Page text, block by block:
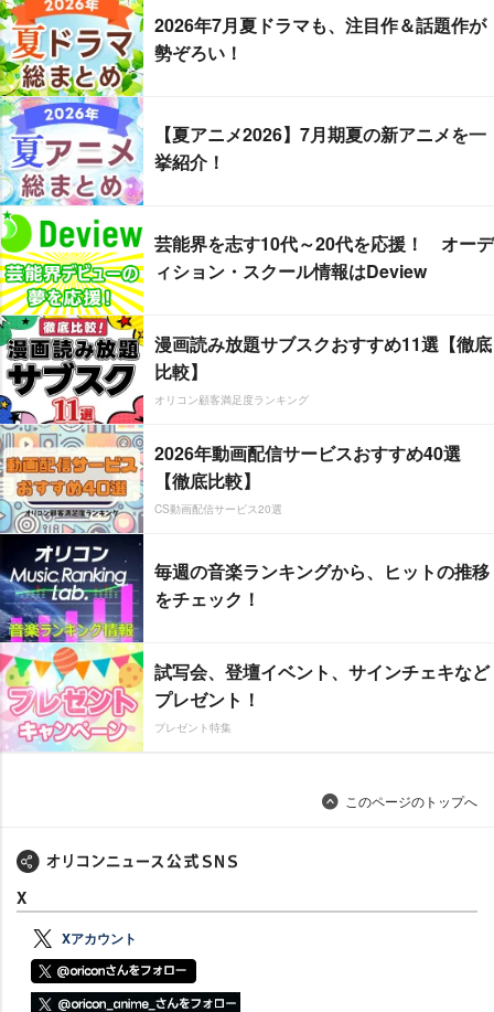
2026年7月夏ドラマも、注目作＆話題作が
勢ぞろい！
【夏アニメ2026】7月期夏の新アニメを一
挙紹介！
芸能界を志す10代～20代を応援！ オーデ
ィション・スクール情報はDeview
漫画読み放題サブスクおすすめ11選【徹底
比較】
オリコン顧客満足度ランキング
2026年動画配信サービスおすすめ40選
【徹底比較】
CS動画配信サービス20選
毎週の音楽ランキングから、ヒットの推移
をチェック！
試写会、登壇イベント、サインチェキなど
プレゼント！
プレゼント特集
このページのトップへ
X
Xアカウント